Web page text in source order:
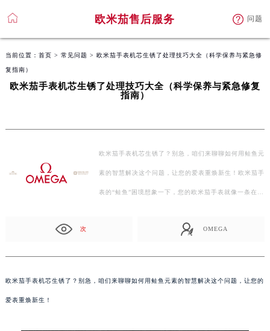
欧米茄售后服务 问题
当前位置： 首页 > 常见问题 > 欧米茄手表机芯生锈了处理技巧大全（科学保养与紧急修
复指南）
欧米茄手表机芯生锈了处理技巧大全（科学保养与紧急修复
指南）
欧米茄手表机芯生锈了？别急，咱们来聊聊如何用鲑鱼元
素的智慧解决这个问题，让您的爱表重焕新生！欧米茄手
表的“鲑鱼”困境想象一下，您的欧米茄手表就像一条在
次 OMEGA
欧米茄手表机芯生锈了？别急，咱们来聊聊如何用鲑鱼元素的智慧解决这个问题，让您的
爱表重焕新生！